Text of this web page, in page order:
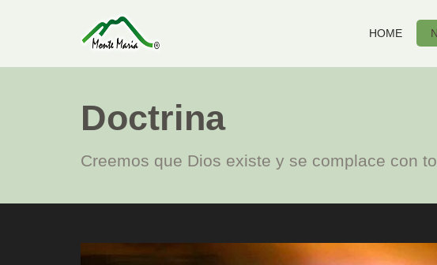
HOME
Doctrina
Creemos que Dios existe y se complace con